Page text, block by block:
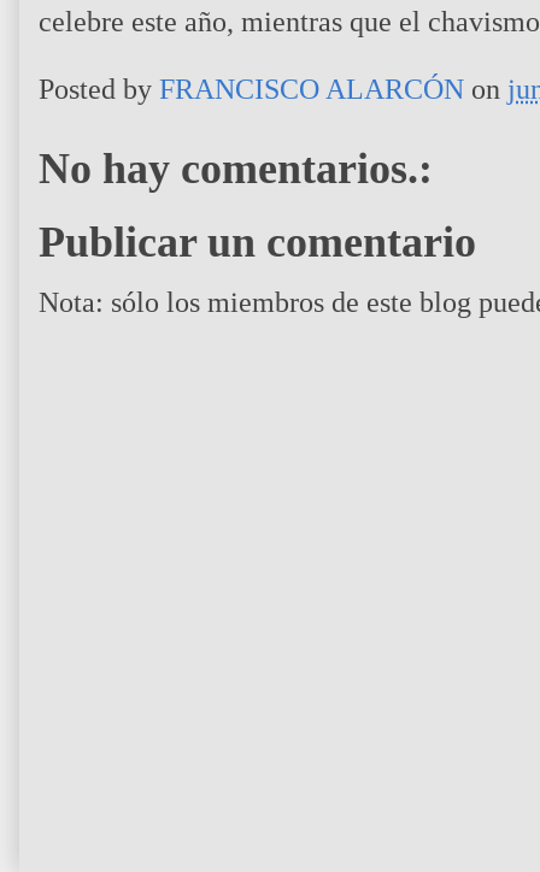
celebre este año, mientras que el
Posted by FRANCISCO ALARCÓN on
No hay comentarios.:
Publicar un comentario
Nota: sólo los miembros de este blog